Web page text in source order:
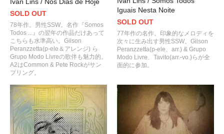
SOLD OUT
78年作。男性SSW。名作『Somos
Todos ...』の翌年の作品だけあって
こちらも水準高い。Gilson
Peranzzetta(p-ele＆アレンジ) ら
Grupo Modo Livreの歌伴も魅力的。
A2はCommon & Pete Rockがサン
プリング。
Iguais Nesta Noite
SOLD OUT
77年作の名作。印象的なメロディを
次々に生み出す男性SSW。Gilson
Peranzzetta(p-ele、arr.) & Grupo
Modo Livre、Tavito(arr.-vo.)らが全
面的に参加。